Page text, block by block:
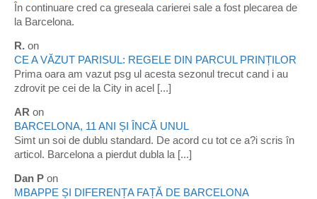
În continuare cred ca greseala carierei sale a fost plecarea de
la Barcelona.
R. on
CE A VĂZUT PARISUL: REGELE DIN PARCUL PRINȚILOR
Prima oara am vazut psg ul acesta sezonul trecut cand i au
zdrovit pe cei de la City in acel [...]
AR on
BARCELONA, 11 ANI ȘI ÎNCĂ UNUL
Simt un soi de dublu standard. De acord cu tot ce a?i scris în
articol. Barcelona a pierdut dubla la [...]
Dan P on
MBAPPE ȘI DIFERENȚA FAȚĂ DE BARCELONA